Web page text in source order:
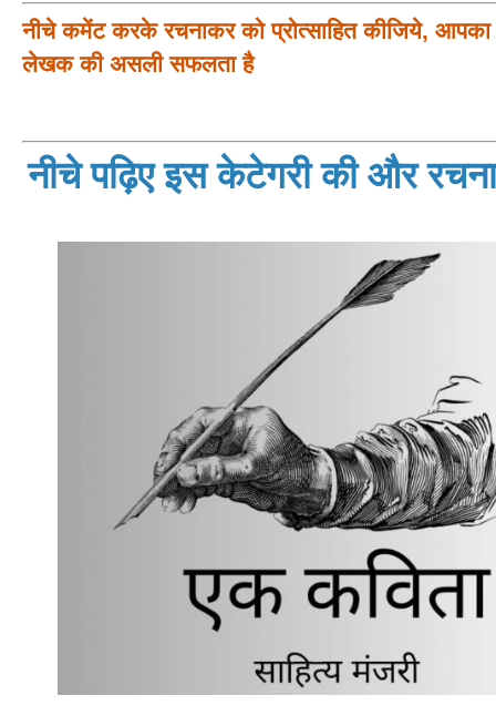
नीचे कमेंट करके रचनाकर को प्रोत्साहित कीजिये, आपका
लेखक की असली सफलता है
नीचे पढ़िए इस केटेगरी की और